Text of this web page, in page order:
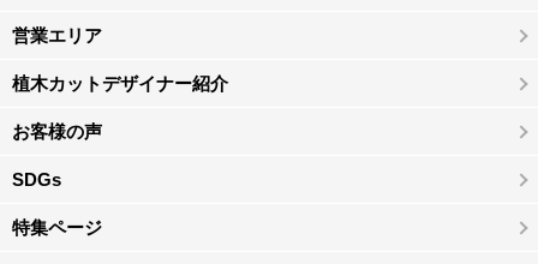
営業エリア
植木カットデザイナー紹介
お客様の声
SDGs
特集ページ